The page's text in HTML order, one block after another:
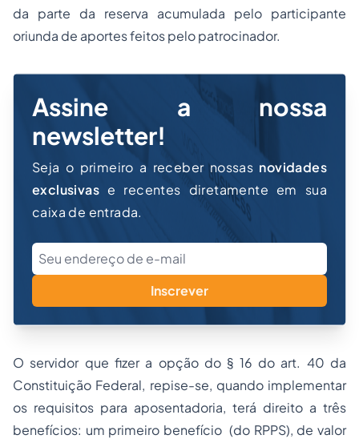
da parte da reserva acumulada pelo participante
oriunda de aportes feitos pelo patrocinador.
Assine a nossa
newsletter!
Seja o primeiro a receber nossas novidades
exclusivas e recentes diretamente em sua
caixa de entrada.
Inscrever
O servidor que fizer a opção do § 16 do art. 40 da
Constituição Federal, repise-se, quando implementar
os requisitos para aposentadoria, terá direito a três
benefícios: um primeiro benefício (do RPPS), de valor